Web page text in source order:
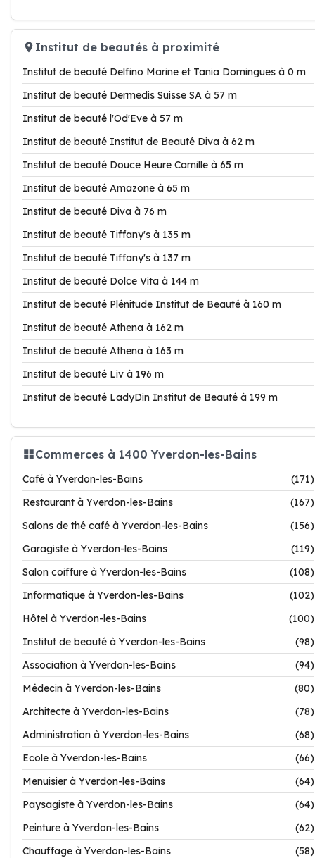
Institut de beautés à proximité
Institut de beauté Delfino Marine et Tania Domingues à 0 m
Institut de beauté Dermedis Suisse SA à 57 m
Institut de beauté l'Od'Eve à 57 m
Institut de beauté Institut de Beauté Diva à 62 m
Institut de beauté Douce Heure Camille à 65 m
Institut de beauté Amazone à 65 m
Institut de beauté Diva à 76 m
Institut de beauté Tiffany's à 135 m
Institut de beauté Tiffany's à 137 m
Institut de beauté Dolce Vita à 144 m
Institut de beauté Plénitude Institut de Beauté à 160 m
Institut de beauté Athena à 162 m
Institut de beauté Athena à 163 m
Institut de beauté Liv à 196 m
Institut de beauté LadyDin Institut de Beauté à 199 m
Commerces à 1400 Yverdon-les-Bains
Café à Yverdon-les-Bains
(171)
Restaurant à Yverdon-les-Bains
(167)
Salons de thé café à Yverdon-les-Bains
(156)
Garagiste à Yverdon-les-Bains
(119)
Salon coiffure à Yverdon-les-Bains
(108)
Informatique à Yverdon-les-Bains
(102)
Hôtel à Yverdon-les-Bains
(100)
Institut de beauté à Yverdon-les-Bains
(98)
Association à Yverdon-les-Bains
(94)
Médecin à Yverdon-les-Bains
(80)
Architecte à Yverdon-les-Bains
(78)
Administration à Yverdon-les-Bains
(68)
Ecole à Yverdon-les-Bains
(66)
Menuisier à Yverdon-les-Bains
(64)
Paysagiste à Yverdon-les-Bains
(64)
Peinture à Yverdon-les-Bains
(62)
Chauffage à Yverdon-les-Bains
(58)